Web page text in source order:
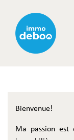
Bienvenue!
Ma passion